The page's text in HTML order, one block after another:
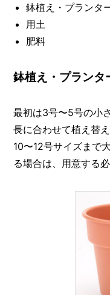
鉢植え・プランタ
用土
肥料
鉢植え・プランタ
最初は3号〜5号の小
長に合わせて植え替
10〜12号サイズまで
る場合は、用意する